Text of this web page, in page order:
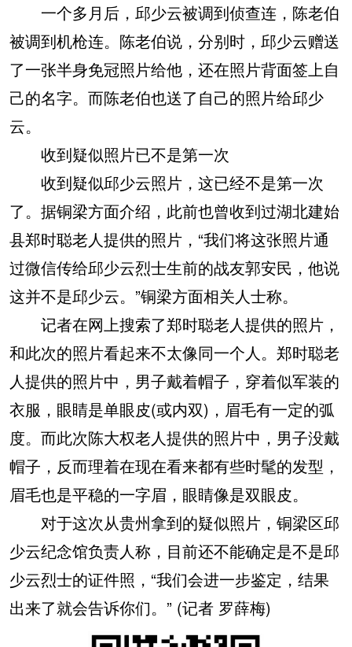
一个多月后，邱少云被调到侦查连，陈老伯
被调到机枪连。陈老伯说，分别时，邱少云赠送
了一张半身免冠照片给他，还在照片背面签上自
己的名字。而陈老伯也送了自己的照片给邱少
云。
收到疑似照片已不是第一次
收到疑似邱少云照片，这已经不是第一次
了。据铜梁方面介绍，此前也曾收到过湖北建始
县郑时聪老人提供的照片，“我们将这张照片通
过微信传给邱少云烈士生前的战友郭安民，他说
这并不是邱少云。”铜梁方面相关人士称。
记者在网上搜索了郑时聪老人提供的照片，
和此次的照片看起来不太像同一个人。郑时聪老
人提供的照片中，男子戴着帽子，穿着似军装的
衣服，眼睛是单眼皮(或内双)，眉毛有一定的弧
度。而此次陈大权老人提供的照片中，男子没戴
帽子，反而理着在现在看来都有些时髦的发型，
眉毛也是平稳的一字眉，眼睛像是双眼皮。
对于这次从贵州拿到的疑似照片，铜梁区邱
少云纪念馆负责人称，目前还不能确定是不是邱
少云烈士的证件照，“我们会进一步鉴定，结果
出来了就会告诉你们。” (记者 罗薛梅)